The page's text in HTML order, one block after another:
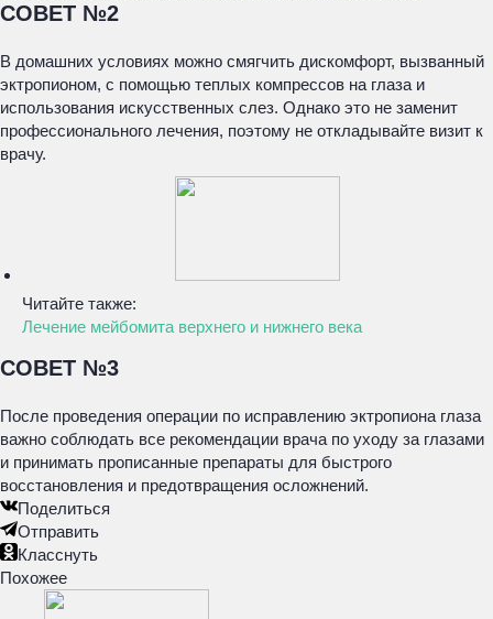
СОВЕТ №2
В домашних условиях можно смягчить дискомфорт, вызванный
эктропионом, с помощью теплых компрессов на глаза и
использования искусственных слез. Однако это не заменит
профессионального лечения, поэтому не откладывайте визит к
врачу.
Читайте также:
Лечение мейбомита верхнего и нижнего века
СОВЕТ №3
После проведения операции по исправлению эктропиона глаза
важно соблюдать все рекомендации врача по уходу за глазами
и принимать прописанные препараты для быстрого
восстановления и предотвращения осложнений.
Поделиться
Отправить
Класснуть
Похожее